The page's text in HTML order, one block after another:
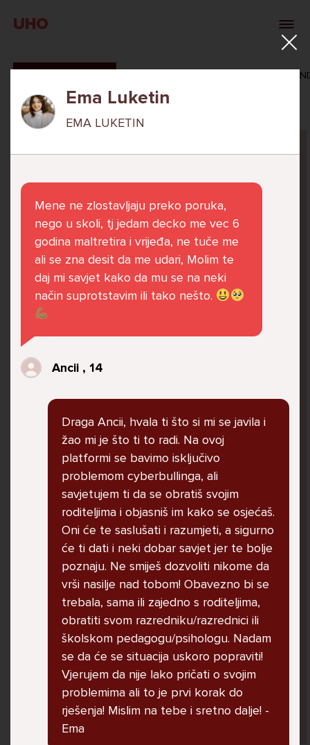
UHO
VERONIKA
Već 6 godina u školi nekoliko cura iz mog
razreda me izbacuju iz zajedničkih aktivnosti
te me iskorištavaju. Dečki iz mojeg razreda mi
govore da sam glupača te me preko discorda
vrijeđaju jer sam niska te mi govore da se
ubijem. Prije mjesec dana su me istukli kod
parka iz čistog mira dok sam prolazila sa
svojim susjedama i malim psom. Stalno u
krevet idem plačući. Nesvjesno te zbog
ljutnje sam se počela tući po nogama no
prestala sam jer me važna osoba potaknula
na to. Prije toga svega nakon nekoliko godina
prijateljstva ostavila me najbolja prijateljica
nisam htjela ići u školu jer me to sve jako
pogodilo. Cyber bulyala me preko snapchata
i drugih drugih društvenih mreža. Sad opet
razgovaramo no jako teško. Stalno provodim
vrijeme učeći ili trenirajući moje pse jako sam
vezana za njih te ih jako volim Često
razgovaram s mamom no ne želim joj sve reći
jer me ne shvaća. Ponekad želim skočiti sa
balkona svoje kuće. Neznam što da više
radim.
Lana, 12
Ema Luketin
EMA LUKETIN
Mene ne zlostavljaju preko poruka,
nego u skoli, tj jedam decko me vec 6
godina maltretira i vrijeđa, ne tuče me
ali se zna desit da me udari, Molim te
daj mi savjet kako da mu se na neki
način suprotstavim ili tako nešto.
Ancii , 14
Draga Ancii, hvala ti što si mi se javila i
žao mi je što ti to radi. Na ovoj
platformi se bavimo isključivo
problemom cyberbullinga, ali
savjetujem ti da se obratiš svojim
roditeljima i objasniš im kako se osjećaš.
Oni će te saslušati i razumjeti, a sigurno
će ti dati i neki dobar savjet jer te bolje
poznaju. Ne smiješ dozvoliti nikome da
vrši nasilje nad tobom! Obavezno bi se
trebala, sama ili zajedno s roditeljima,
obratiti svom razredniku/razrednici ili
školskom pedagogu/psihologu. Nadam
se da će se situacija uskoro popraviti!
Vjerujem da nije lako pričati o svojim
problemima ali to je prvi korak do
rješenja! Mislim na tebe i sretno dalje! -
Ema